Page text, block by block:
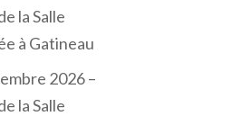
la Salle
à Gatineau
2026 –
la Salle